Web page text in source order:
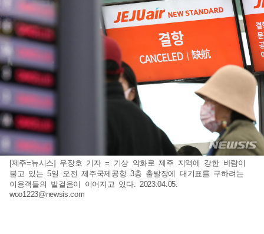
[제주=뉴시스] 우장호 기자 = 기상 악화로 제주 지역에 강한 바람이
불고 있는 5일 오전 제주국제공항 3층 출발장에 대기표를 구하려는
이용객들의 발걸음이 이어지고 있다. 2023.04.05.
woo1223@newsis.com